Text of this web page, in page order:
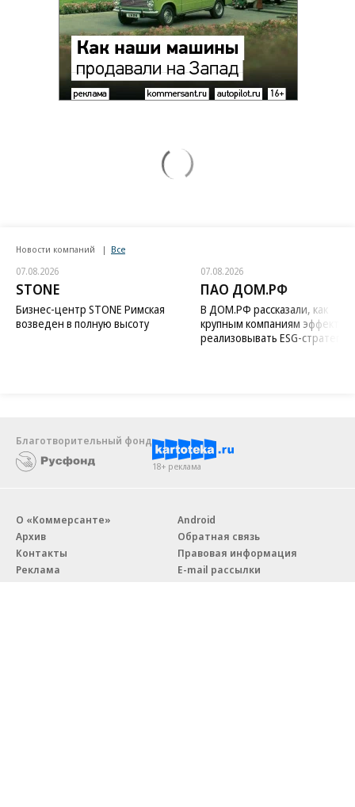
Новости компаний Все
07.08.2026
STONE
Бизнес-центр STONE Римская
возведен в полную высоту
07.08.2026
ПАО ДОМ.РФ
В ДОМ.РФ рассказали, как
крупным компаниям
реализовывать ESG-стратегию
Благотворительный фонд
18+ реклама
О «Коммерсанте»
Архив
Контакты
Реклама
Android
Обратная связь
Правовая информация
E-mail рассылки